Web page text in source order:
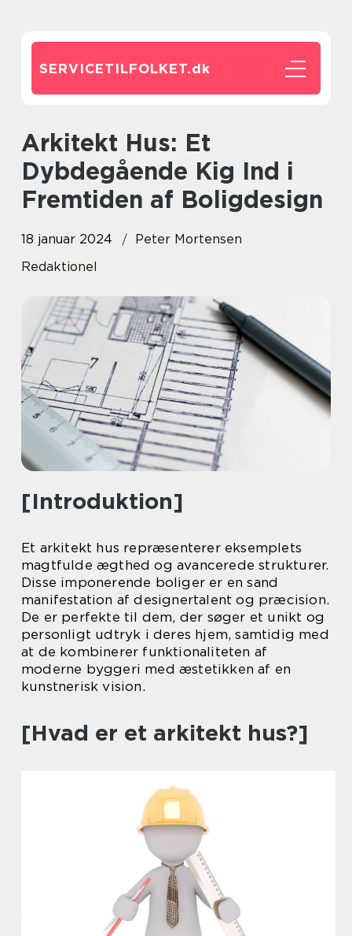
SERVICETILFOLKET.dk
Arkitekt Hus: Et
Dybdegående Kig Ind i
Fremtiden af Boligdesign
18 januar 2024
Peter Mortensen
Redaktionel
[Introduktion]
Et arkitekt hus repræsenterer eksemplets
magtfulde ægthed og avancerede strukturer.
Disse imponerende boliger er en sand
manifestation af designertalent og præcision.
De er perfekte til dem, der søger et unikt og
personligt udtryk i deres hjem, samtidig med
at de kombinerer funktionaliteten af
moderne byggeri med æstetikken af en
kunstnerisk vision.
[Hvad er et arkitekt hus?]